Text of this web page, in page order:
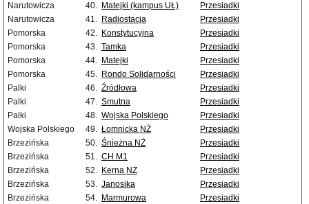
Narutowicza
40. Matejki (kampus UŁ)
Przesiadki
Narutowicza
41. Radiostacja
Przesiadki
Pomorska
42. Konstytucyjna
Przesiadki
Pomorska
43. Tamka
Przesiadki
Pomorska
44. Matejki
Przesiadki
Pomorska
45. Rondo Solidarności
Przesiadki
Palki
46. Źródłowa
Przesiadki
Palki
47. Smutna
Przesiadki
Palki
48. Wojska Polskiego
Przesiadki
Wojska Polskiego
49. Łomnicka NŻ
Przesiadki
Brzezińska
50. Śnieżna NŻ
Przesiadki
Brzezińska
51. CH M1
Przesiadki
Brzezińska
52. Kerna NŻ
Przesiadki
Brzezińska
53. Janosika
Przesiadki
Brzezińska
54. Marmurowa
Przesiadki